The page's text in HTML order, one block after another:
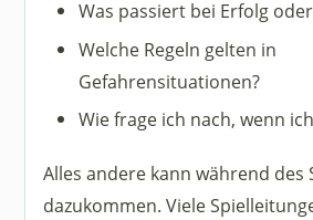
Was passiert bei Erfolg
Welche Regeln gelten in
Gefahrensituationen?
Wie frage ich nach, wenn
Alles andere kann während des
dazukommen. Viele